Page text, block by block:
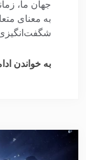
جهان ما،
به معنای
به خواندن